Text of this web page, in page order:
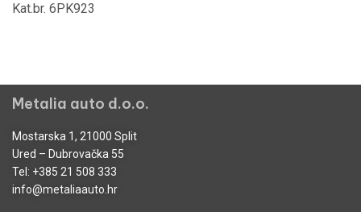
Kat.br. 6PK923
Metalia auto d.o.o.
Mostarska 1, 21000 Split
Ured – Dubrovačka 55
Tel: +385 21 508 333
info@metaliaauto.hr